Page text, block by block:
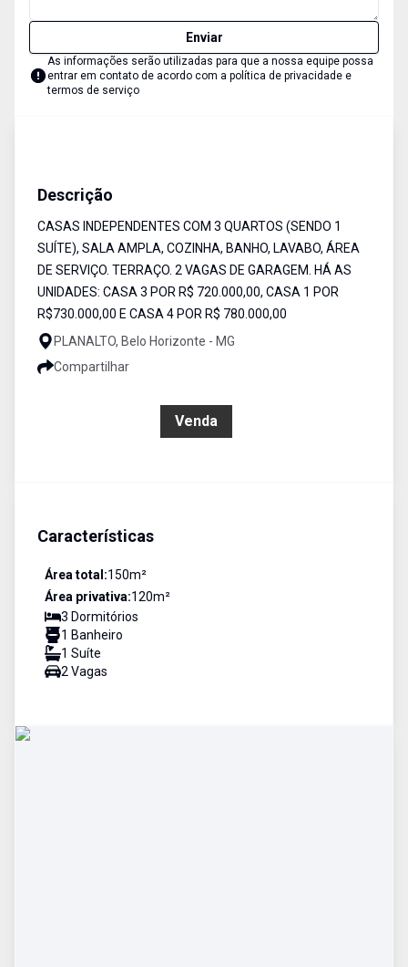
Enviar
As informações serão utilizadas para que a nossa equipe possa
entrar em contato de acordo com a política de privacidade e
termos de serviço
Descrição
CASAS INDEPENDENTES COM 3 QUARTOS (SENDO 1
SUÍTE), SALA AMPLA, COZINHA, BANHO, LAVABO, ÁREA
DE SERVIÇO. TERRAÇO. 2 VAGAS DE GARAGEM. HÁ AS
UNIDADES: CASA 3 POR R$ 720.000,00, CASA 1 POR
R$730.000,00 E CASA 4 POR R$ 780.000,00
PLANALTO, Belo Horizonte - MG
Compartilhar
Venda
Características
Área total:150m²
Área privativa:120m²
3 Dormitórios
1 Banheiro
1 Suíte
2 Vagas